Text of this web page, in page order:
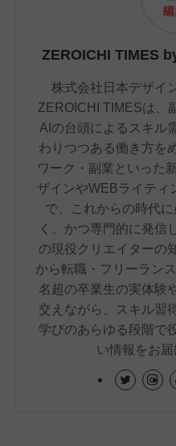
ZEROICHI TIMES
株式会社日本デザイ
ZEROICHI TIMESは、
AIの台頭によるスキル
わりつつある働き方を
ワーク・副業といった
ザインやWEBライティ
で、これからの時代
く、かつ専門的に発信
の現役クリエイターの
から転職・フリーラン
名超の卒業生の実体験
交えながら、スキル習
学びのあらゆる段階で
い情報をお届